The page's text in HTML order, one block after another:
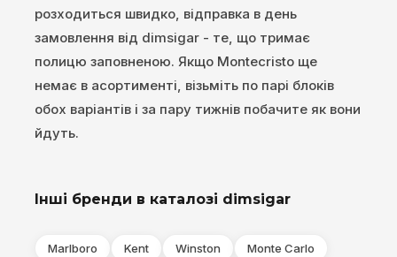
розходиться швидко, відправка в день
замовлення від dimsigar - те, що тримає
полицю заповненою. Якщо Montecristo ще
немає в асортименті, візьміть по парі блоків
обох варіантів і за пару тижнів побачите як вони
йдуть.
Інші бренди в каталозі dimsigar
Marlboro Kent Winston
Monte Carlo